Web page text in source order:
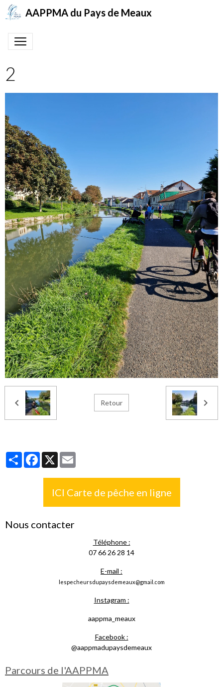
AAPPMA du Pays de Meaux
2
Retour
PartagerFacebook
X
ICI Carte de pêche en ligne
Nous contacter
Téléphone :
07 66 26 28 14
E-mail :
lespecheursdupaysdemeaux@gmail.com
Instagram :
aappma_meaux
Facebook :
@aappmadupaysdemeaux
Parcours de l'AAPPMA